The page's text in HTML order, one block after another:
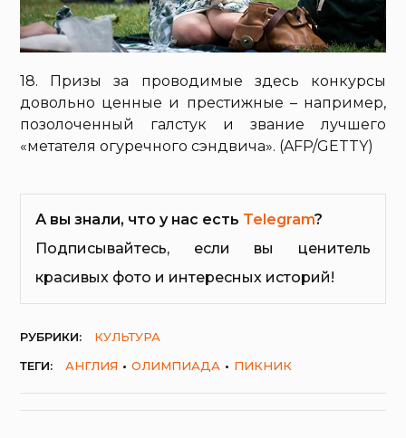
18. Призы за проводимые здесь конкурсы
довольно ценные и престижные – например,
позолоченный галстук и звание лучшего
«метателя огуречного сэндвича». (AFP/GETTY)
А вы знали, что у нас есть Telegram?
Подписывайтесь, если вы ценитель
красивых фото и интересных историй!
РУБРИКИ:
КУЛЬТУРА
ТЕГИ:
АНГЛИЯ ОЛИМПИАДА ПИКНИК